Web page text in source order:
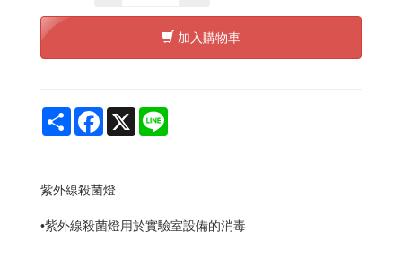
加入購物車
Share Facebook
X
紫外線殺菌燈
•紫外線殺菌燈用於實驗室設備的消毒